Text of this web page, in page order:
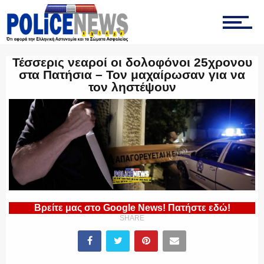
ΤΡΟΧΑΙΑ
ΟΜΑΔΑ “Ζ”
Τέσσερις νεαροί οι δολοφόνοι 25χρονου
στα Πατήσια – Τον μαχαίρωσαν για να
τον ληστέψουν
Βρείτε μας στο Google News! Πατήστε εδώ!
SHARE